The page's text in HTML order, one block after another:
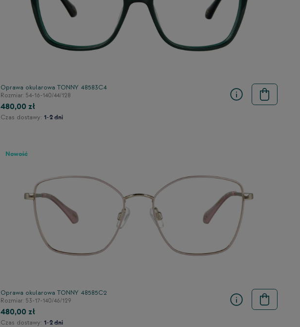
Oprawa okularowa TONNY 48583C4
Rozmiar: 54-16-140/44/128
480,00 zł
Czas dostawy: 1-2 dni
Nowość
Oprawa okularowa TONNY 48585C2
Rozmiar: 53-17-140/46/129
480,00 zł
Czas dostawy: 1-2 dni